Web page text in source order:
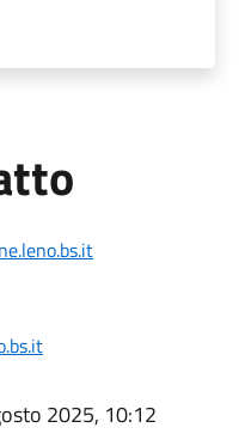
2025, 10:12